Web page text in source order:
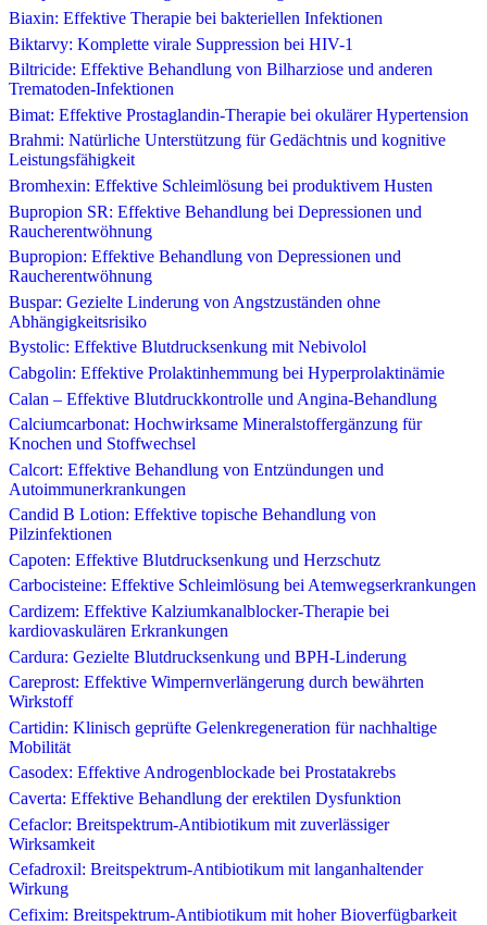
Biaxin: Effektive Therapie bei bakteriellen Infektionen
Biktarvy: Komplette virale Suppression bei HIV-1
Biltricide: Effektive Behandlung von Bilharziose und anderen
Trematoden-Infektionen
Bimat: Effektive Prostaglandin-Therapie bei okulärer Hypertension
Brahmi: Natürliche Unterstützung für Gedächtnis und kognitive
Leistungsfähigkeit
Bromhexin: Effektive Schleimlösung bei produktivem Husten
Bupropion SR: Effektive Behandlung bei Depressionen und
Raucherentwöhnung
Bupropion: Effektive Behandlung von Depressionen und
Raucherentwöhnung
Buspar: Gezielte Linderung von Angstzuständen ohne
Abhängigkeitsrisiko
Bystolic: Effektive Blutdrucksenkung mit Nebivolol
Cabgolin: Effektive Prolaktinhemmung bei Hyperprolaktinämie
Calan – Effektive Blutdruckkontrolle und Angina-Behandlung
Calciumcarbonat: Hochwirksame Mineralstoffergänzung für
Knochen und Stoffwechsel
Calcort: Effektive Behandlung von Entzündungen und
Autoimmunerkrankungen
Candid B Lotion: Effektive topische Behandlung von
Pilzinfektionen
Capoten: Effektive Blutdrucksenkung und Herzschutz
Carbocisteine: Effektive Schleimlösung bei Atemwegserkrankungen
Cardizem: Effektive Kalziumkanalblocker-Therapie bei
kardiovaskulären Erkrankungen
Cardura: Gezielte Blutdrucksenkung und BPH-Linderung
Careprost: Effektive Wimpernverlängerung durch bewährten
Wirkstoff
Cartidin: Klinisch geprüfte Gelenkregeneration für nachhaltige
Mobilität
Casodex: Effektive Androgenblockade bei Prostatakrebs
Caverta: Effektive Behandlung der erektilen Dysfunktion
Cefaclor: Breitspektrum-Antibiotikum mit zuverlässiger
Wirksamkeit
Cefadroxil: Breitspektrum-Antibiotikum mit langanhaltender
Wirkung
Cefixim: Breitspektrum-Antibiotikum mit hoher Bioverfügbarkeit